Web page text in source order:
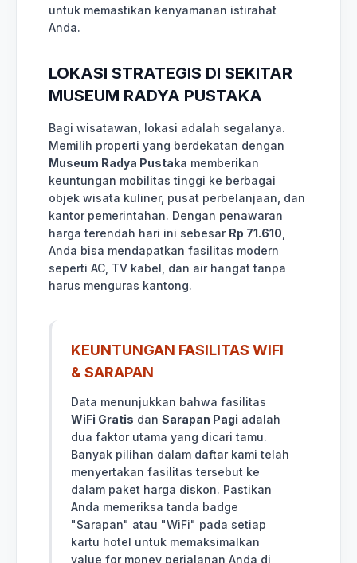
untuk memastikan kenyamanan istirahat
Anda.
LOKASI STRATEGIS DI SEKITAR
MUSEUM RADYA PUSTAKA
Bagi wisatawan, lokasi adalah segalanya.
Memilih properti yang berdekatan dengan
Museum Radya Pustaka memberikan
keuntungan mobilitas tinggi ke berbagai
objek wisata kuliner, pusat perbelanjaan, dan
kantor pemerintahan. Dengan penawaran
harga terendah hari ini sebesar Rp 71.610
Anda bisa mendapatkan fasilitas modern
seperti AC, TV kabel, dan air hangat tanpa
harus menguras kantong.
KEUNTUNGAN FASILITAS WIFI
& SARAPAN
Data menunjukkan bahwa fasilitas
WiFi Gratis dan Sarapan Pagi adalah
dua faktor utama yang dicari tamu.
Banyak pilihan dalam daftar kami telah
menyertakan fasilitas tersebut ke
dalam paket harga diskon. Pastikan
Anda memeriksa tanda badge
"Sarapan" atau "WiFi" pada setiap
kartu hotel untuk memaksimalkan
value for money perjalanan Anda di